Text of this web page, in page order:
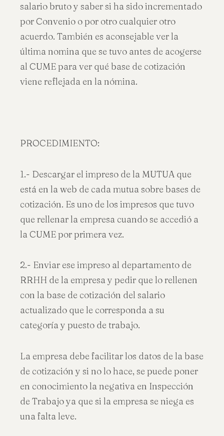
salario bruto y saber si ha sido incrementado
por Convenio o por otro cualquier otro
acuerdo. También es aconsejable ver la
última nomina que se tuvo antes de acogerse
al CUME para ver qué base de cotización
viene reflejada en la nómina.
PROCEDIMIENTO:
1.- Descargar el impreso de la MUTUA que
está en la web de cada mutua sobre bases de
cotización. Es uno de los impresos que tuvo
que rellenar la empresa cuando se accedió a
la CUME por primera vez.
2.- Enviar ese impreso al departamento de
RRHH de la empresa y pedir que lo rellenen
con la base de cotización del salario
actualizado que le corresponda a su
categoría y puesto de trabajo.
La empresa debe facilitar los datos de la base
de cotización y si no lo hace, se puede poner
en conocimiento la negativa en Inspección
de Trabajo ya que si la empresa se niega es
una falta leve.